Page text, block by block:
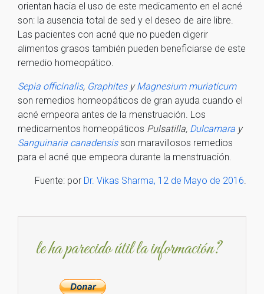
orientan hacia el uso de este medicamento en el acné
son: la ausencia total de sed y el deseo de aire libre.
Las pacientes con acné que no pueden digerir
alimentos grasos también pueden beneficiarse de este
remedio homeopático.
Sepia officinalis, Graphites yMagnesium muriaticum
son remedios homeopáticos de gran ayuda cuando el
acné empeora antes de la menstruación. Los
medicamentos homeopáticos Pulsatilla, Dulcamara y
Sanguinaria canadensisson maravillosos remedios
para el acné que empeora durante la menstruación.
Fuente: por Dr. Vikas Sharma, 12 de Mayo de 2016.
le ha parecido útil la información?